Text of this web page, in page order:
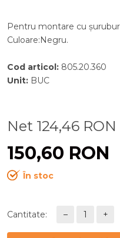
Pentru montare cu
Culoare:Negru.
Cod articol: 805.20.360
Unit: BUC
Net 124,46 RON
150,60 RON
În stoc
Cantitate: – 1 +